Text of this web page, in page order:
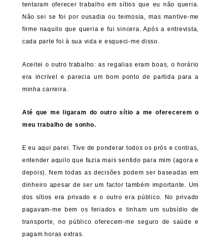
tentaram oferecer trabalho em sítios que eu não queria.
Não sei se foi por ousadia ou teimosia, mas mantive-me
firme naquilo que queria e fui sincera. Após a entrevista,
cada parte foi à sua vida e esqueci-me disso.
Aceitei o outro trabalho: as regalias eram boas, o horário
era incrível e parecia um bom ponto de partida para a
minha carreira.
Até que me ligaram do outro sítio a me oferecerem o
meu trabalho de sonho.
E eu aqui parei. Tive de ponderar todos os prós e contras,
entender aquilo que fazia mais sentido para mim (agora e
depois). Nem todas as decisões podem ser baseadas em
dinheiro apesar de ser um factor também importante. Um
dos sítios era privado e o outro era público. No privado
pagavam-me bem os feriados e tinham um subsídio de
transporte, no público oferecem-me seguro de saúde e
pagam horas extras.